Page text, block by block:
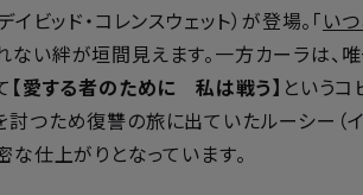
ビッド・コレンスウェット）が登場。「い
い絆が垣間見えます。一方カーラは、
【愛する者のために 私は戦う】 という
ため復讐の旅に出ていたルーシー（イ
な仕上がりとなっています。